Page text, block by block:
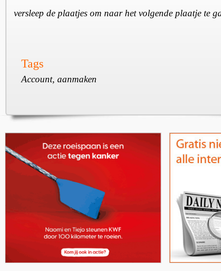
versleep de plaatjes om naar het volgende plaatje te
Tags
Account, aanmaken